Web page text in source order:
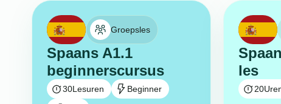
Groepsles
Spaans A1.1
beginnerscursus
30Lesuren
Beginner
les
20